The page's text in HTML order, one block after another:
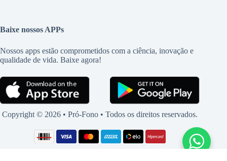
Baixe nossos APPs
Nossos apps estão comprometidos com a ciência, inovação e
qualidade de vida. Baixe agora!
Copyright © 2026 • Pró-Fono • Todos os direitos reservados.